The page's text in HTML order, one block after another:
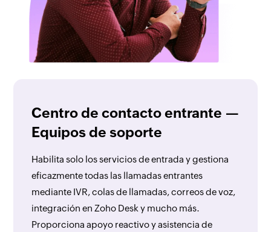
Centro de contacto entrante —
Equipos de soporte
Habilita solo los servicios de entrada y gestiona
eficazmente todas las llamadas entrantes
mediante IVR, colas de llamadas, correos de voz,
integración en Zoho Desk y mucho más.
Proporciona apoyo reactivo y asistencia de